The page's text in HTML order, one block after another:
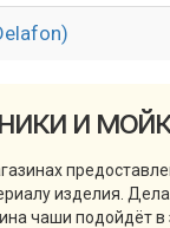
и
изделия.
чаши подойдёт в